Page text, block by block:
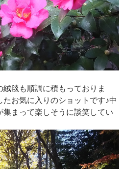
毯も順調に積もっておりま
お気に入りのショットです♪中
まって楽しそうに談笑してい